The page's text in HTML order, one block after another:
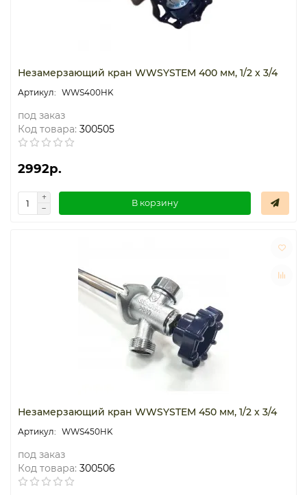
Незамерзающий кран WWSYSTEM 400 мм, 1/2 x 3/4
WWS400HK
под заказ
Код товара: 300505
2992р.
В корзину
Незамерзающий кран WWSYSTEM 450 мм, 1/2 x 3/4
WWS450HK
под заказ
Код товара: 300506